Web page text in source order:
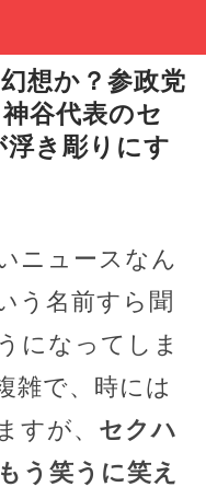
想か？参政党
谷代表のセ
き彫りにす
ニュースなん
う名前すら聞
になってしま
雑で、時には
すが、 セクハ
う笑うに笑え